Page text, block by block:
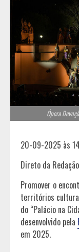
Ópera
20-09-2025 às
Direto da Redação
Promover o
territórios
do “Palácio na
desenvolvido pela
em 2025.